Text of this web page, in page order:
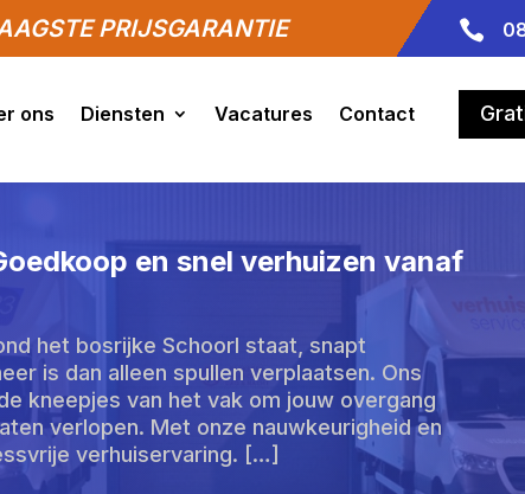
PRIJSGARANTIE 
ons Diensten Vacatures Contact
en snel verhuizen vanaf
het bosrijke Schoorl staat, snapt
is dan alleen spullen verplaatsen. Ons
kneepjes van het vak om jouw overgang
verlopen. Met onze nauwkeurigheid en
verhuiservaring. […]